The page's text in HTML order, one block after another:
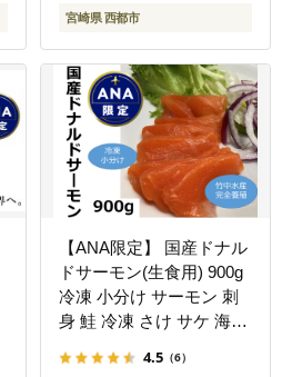
宮崎県 西都市
【ANA限定】 国産ドナル
ドサーモン(生食用) 900g
冷凍 小分け サーモン 刺
身 鮭 冷凍 さけ サケ 海鮮
4.5 （6）